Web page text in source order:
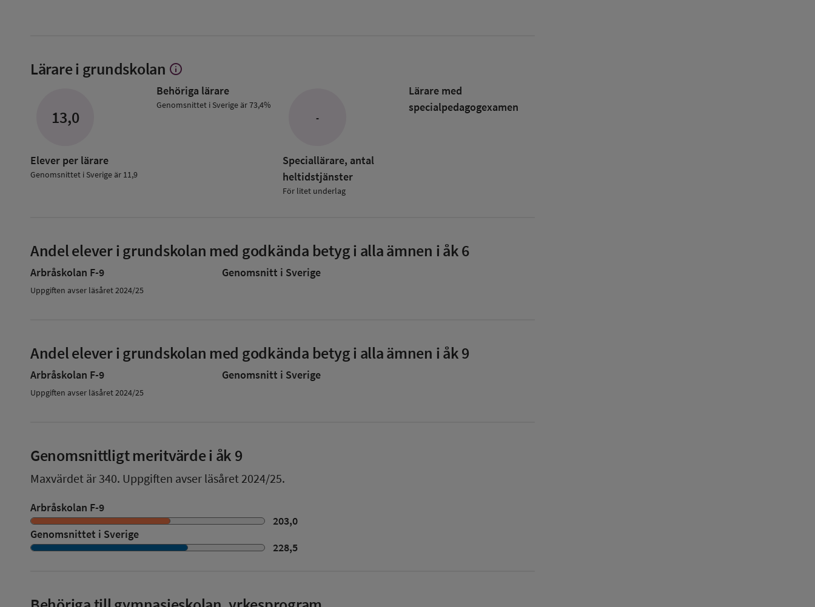
Lärare i grundskolan Visa
om
Lärare
info
13,0
Elever per lärare
Genomsnittet i Sverige är 11,9
Behöriga lärare
Genomsnittet i Sverige är 73,4%
-
Speciallärare, antal
heltidstjänster
För litet underlag
Lärare med
specialpedagog­examen
Andel elever i grundskolan med godkända betyg i alla ämnen i åk 6
Arbråskolan F-9 Genomsnitt i Sverige
Uppgiften avser läsåret 2024/25
Andel elever i grundskolan med godkända betyg i alla ämnen i åk 9
Arbråskolan F-9 Genomsnitt i Sverige
Uppgiften avser läsåret 2024/25
Genomsnittligt meritvärde i åk 9
Maxvärdet är 340. Uppgiften avser läsåret 2024/25.
Arbråskolan F-9
203,0
Genomsnittet i Sverige
228,5